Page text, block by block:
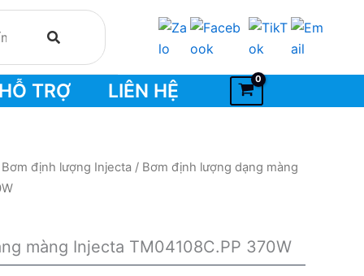
TRỢ LIÊN HỆ
Bơm định lượng Injecta / Bơm định lượng dạng màng
màng Injecta TM04108C.PP 370W